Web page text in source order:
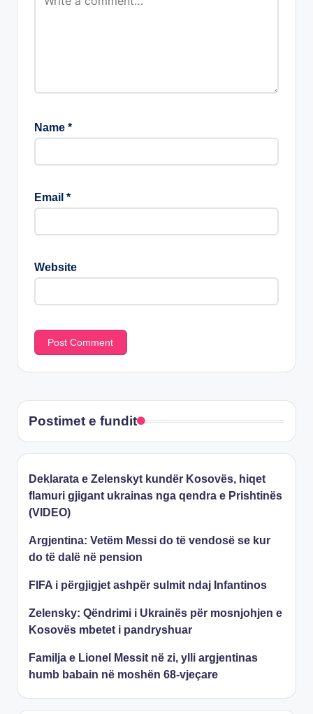
Name *
Email *
Website
Postimet e fundit
Deklarata e Zelenskyt kundër Kosovës, hiqet
flamuri gjigant ukrainas nga qendra e Prishtinës
(VIDEO)
Argjentina: Vetëm Messi do të vendosë se kur
do të dalë në pension
FIFA i përgjigjet ashpër sulmit ndaj Infantinos
Zelensky: Qëndrimi i Ukrainës për mosnjohjen e
Kosovës mbetet i pandryshuar
Familja e Lionel Messit në zi, ylli argjentinas
humb babain në moshën 68-vjeçare